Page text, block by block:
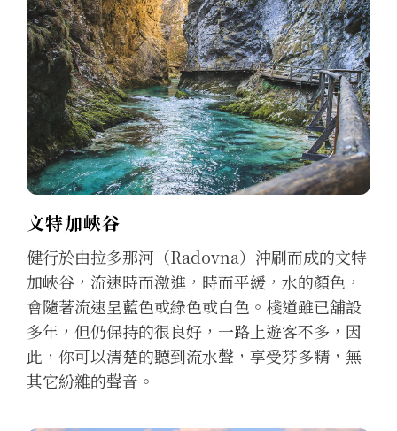
文特加峽谷
健行於由拉多那河（Radovna）沖刷而成的文特
加峽谷，流速時而激進，時而平緩，水的顏色，
會隨著流速呈藍色或綠色或白色。棧道雖已舖設
多年，但仍保持的很良好，一路上遊客不多，因
此，你可以清楚的聽到流水聲，享受芬多精，無
其它紛雜的聲音。